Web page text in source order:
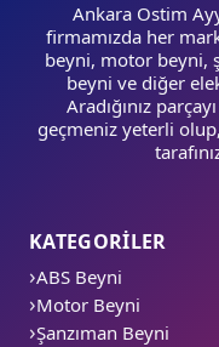
Ankara Ostim
firmamızda her
beyni, motor beyni,
beyni ve diğer
Aradığınız
geçmeniz yeterli
KATEGORİLER
ABS Beyni
Motor Beyni
Şanzıman Beyni